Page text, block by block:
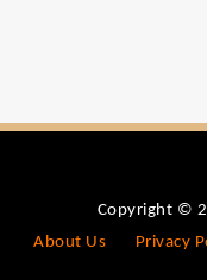
Copyright ©
About Us
Privacy